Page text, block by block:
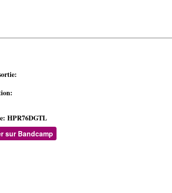
HPR76DGTL
sur Bandcamp